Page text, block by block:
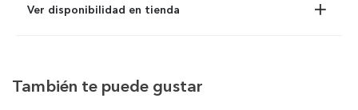
Ver disponibilidad en tienda
También te puede gustar